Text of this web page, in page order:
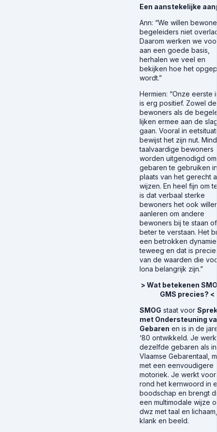
Een aanstekelijke
Ann: “We willen
begeleiders niet
Daarom werken we
aan een goede basis,
herhalen we veel en
bekijken hoe het
wordt.”
Hermien: “Onze eerste
is erg positief. Zowel de
bewoners als de
lijken ermee aan de
gaan. Vooral in
bewijst het zijn nut.
taalvaardige bewoners
worden uitgenodigd om
gebaren te gebruiken in
plaats van het gerecht
wijzen. En heel fijn om
is dat verbaal sterke
bewoners het ook
aanleren om andere
bewoners bij te staan
beter te verstaan. Het
een betrokken
teweeg en dat is
van de waarden die
Iona belangrijk zijn.”
> Wat betekenen
GMS precies? <
SMOG staat voor
met Ondersteuning
Gebaren en is in de
‘80 ontwikkeld. Je
dezelfde gebaren als
Vlaamse Gebarentaal,
met een eenvoudigere
motoriek. Je werkt
rond het kernwoord in
boodschap en brengt
een multimodale wijze
dwz met taal en lichaam,
klank en beeld.